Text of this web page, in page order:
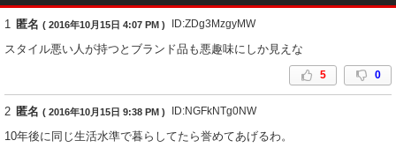
1 匿名 ( 2016年10月15日 4:07 PM ) ID:ZDg3MzgyMW
スタイル悪い人が持つとブランド品も悪趣味にしか見えな
5 0
2 匿名 ( 2016年10月15日 9:38 PM ) ID:NGFkNTg0NW
10年後に同じ生活水準で暮らしてたら誉めてあげるわ。